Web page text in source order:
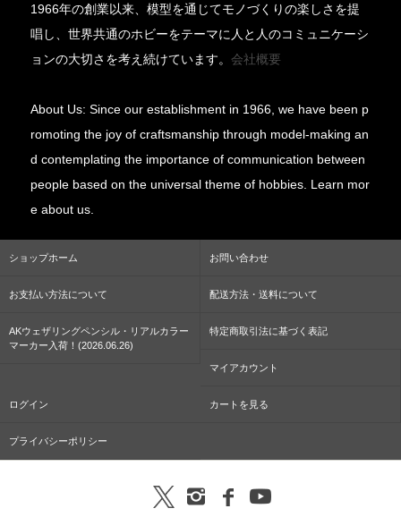
1966年の創業以来、模型を通じてモノづくりの楽しさを提
唱し、世界共通のホビーをテーマに人と人のコミュニケーシ
ョンの大切さを考え続けています。会社概要
About Us: Since our establishment in 1966, we have been p
romoting the joy of craftsmanship through model-making an
d contemplating the importance of communication between
people based on the universal theme of hobbies. Learn mor
e about us.
ショップホーム お問い合わせ
お支払い方法について 配送方法・送料について
AKウェザリングペンシル・リアルカラー
マーカー入荷！(2026.06.26)
特定商取引法に基づく表記
マイアカウント
ログイン カートを見る
プライバシーポリシー